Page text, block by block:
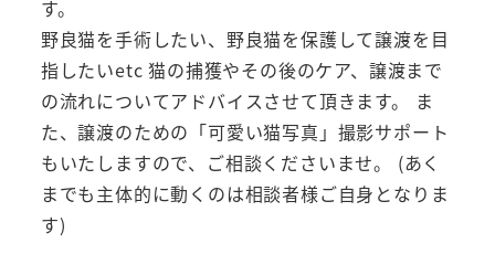
す。
野良猫を手術したい、野良猫を保護して譲渡を目
指したいetc 猫の捕獲やその後のケア、譲渡まで
の流れについてアドバイスさせて頂きます。 ま
た、譲渡のための「可愛い猫写真」撮影サポート
もいたしますので、ご相談くださいませ。 (あく
までも主体的に動くのは相談者様ご自身となりま
す)